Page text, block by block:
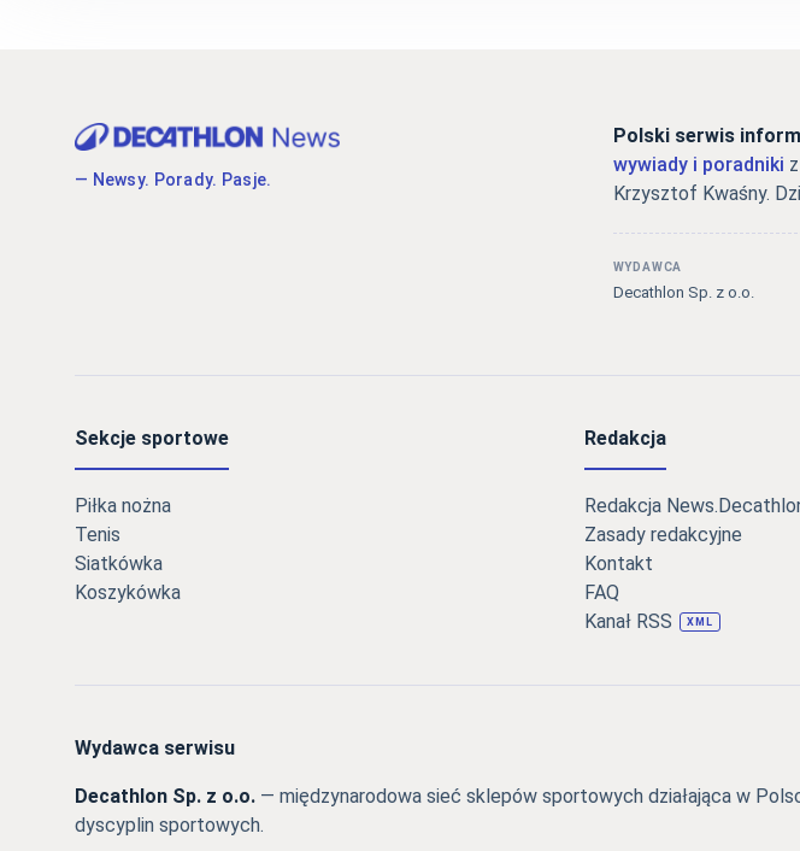
— Newsy. Porady. Pasje.
Polski serwis
wywiady i poradniki
Krzysztof Kwaśny.
WYDAWCA
Decathlon Sp. z o.o.
Sekcje sportowe
Piłka nożna
Tenis
Siatkówka
Koszykówka
Redakcja
Redakcja
Zasady redakcyjne
Kontakt
FAQ
Kanał RSS
XML
Wydawca serwisu
Decathlon Sp. z o.o. — międzynarodowa sieć sklepów sportowych działająca w
dyscyplin sportowych.